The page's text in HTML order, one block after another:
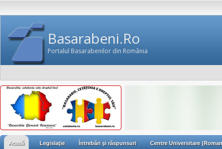
Basarabeni.Ro
Portalul Basarabenilor din România
Acasă Legislaţie Întrebări şi răspunsuri Centre Universitare